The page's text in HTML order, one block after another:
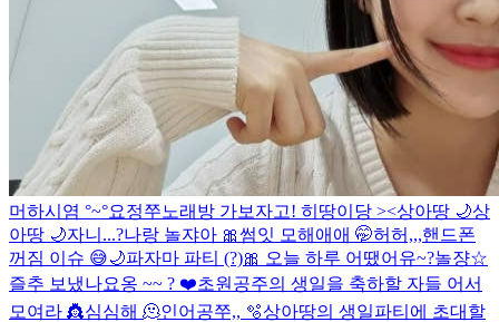
머하시염 °~°요정쭈노래방 가보자고! 히땅이당 ><상아땅 🌙상
아땅 🌙자니...?나랑 놀쟈아 🎀썸잇 모해애애 🤭허허,,,핸드폰
꺼짐 이슈 😅🌙파자마 파티 (?)🎀 오늘 하루 어땠어유~?놀쟝☆
즐추 보냈나요옹 ~~ ? ❤️초원공주의 생일을 축하할 자들 어서
모여라 👸심심해 🫠인어공쭈,, 🫧상아땅의 생일파티에 초대할